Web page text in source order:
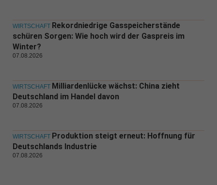
WIRTSCHAFT Rekordniedrige Gasspeicherstände
schüren Sorgen: Wie hoch wird der Gaspreis im
Winter?
07.08.2026
WIRTSCHAFT Milliardenlücke wächst: China zieht
Deutschland im Handel davon
07.08.2026
WIRTSCHAFT Produktion steigt erneut: Hoffnung für
Deutschlands Industrie
07.08.2026